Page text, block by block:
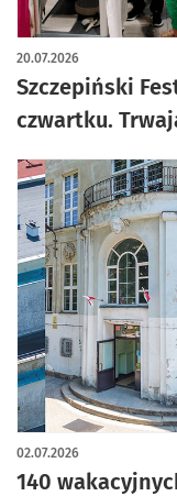
Szczepiński
czwartku.
20.07.2026
140 wakacyjnych
02.07.2026